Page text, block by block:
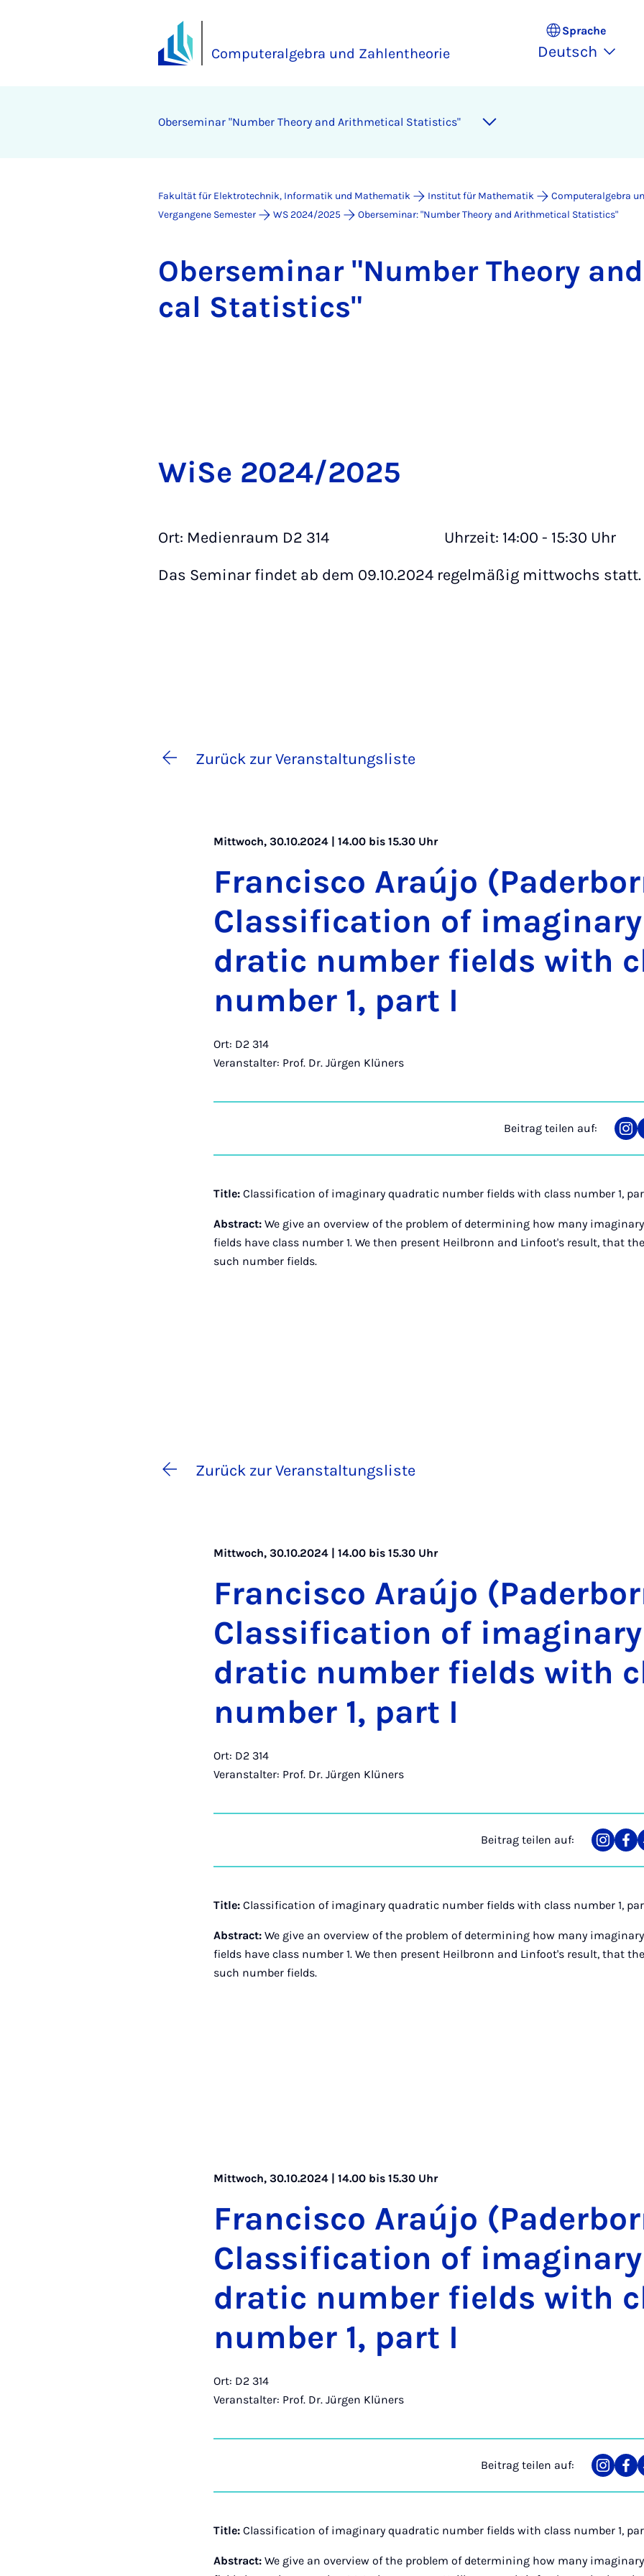
Computeralgebra und Zahlentheorie
Sprache
Deutsch
Ober­se­mi­nar "Num­ber Theo­ry and Arith­me­ti­cal Sta­ti­stics"
Fakultät für Elektrotechnik, Informatik und Mathematik Institut für Mathematik
Computeralgebra
Vergangene Semester
WS 2024/2025 Oberseminar: "Number Theory and Arithmetical Statistics"
Ober­se­mi­nar "Num­ber Theo­ry
cal Sta­ti­stics"
Wi­Se 2024/2025
Ort: Medienraum D2 314 Uhrzeit: 14:00 - 15:30 Uhr
Das Seminar findet ab dem 09.10.2024 regelmäßig mittwochs statt.
Zurück zur Veranstaltungsliste
Mittwoch, 30.10.2024 | 14.00 bis 15.30 Uhr
Fran­cis­co Araú­jo
Clas­si­fi­ca­ti­on of
dra­tic num­ber fields with
num­ber 1, part I
Ort: D2 314
Veranstalter: Prof. Dr. Jürgen Klüners
Beitrag teilen auf:
auf
Title:Classification of imaginary quadratic number fields with class number 1,
Abstract:We give an overview of the problem of determining how many
fields have class number 1. We then present Heilbronn and Linfoot's result, that
such number fields.
Zurück zur Veranstaltungsliste
Mittwoch, 30.10.2024 | 14.00 bis 15.30 Uhr
Fran­cis­co Araú­jo
Clas­si­fi­ca­ti­on of
dra­tic num­ber fields with
num­ber 1, part I
Ort: D2 314
Veranstalter: Prof. Dr. Jürgen Klüners
Beitrag teilen auf:
Teilen
auf auf
Title:Classification of imaginary quadratic number fields with class number 1,
Abstract:We give an overview of the problem of determining how many
fields have class number 1. We then present Heilbronn and Linfoot's result, that
such number fields.
Mittwoch, 30.10.2024 | 14.00 bis 15.30 Uhr
Fran­cis­co Araú­jo
Clas­si­fi­ca­ti­on of
dra­tic num­ber fields with
num­ber 1, part I
Ort: D2 314
Veranstalter: Prof. Dr. Jürgen Klüners
Beitrag teilen auf:
Teilen
auf auf
Title:Classification of imaginary quadratic number fields with class number 1,
Abstract:We give an overview of the problem of determining how many